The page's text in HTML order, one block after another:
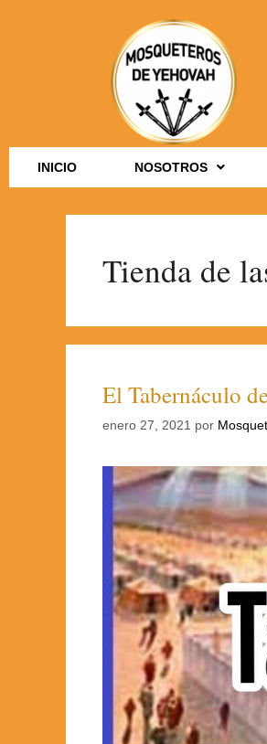
INICIO NOSOTROS
Tienda de
El Tabernáculo
enero 27, 2021 por